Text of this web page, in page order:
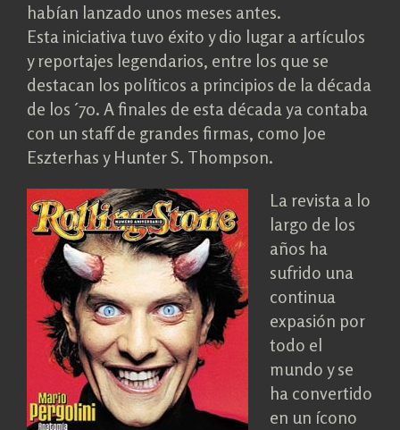
habían lanzado unos meses antes.
Esta iniciativa tuvo éxito y dio lugar a artículos
y reportajes legendarios, entre los que se
destacan los políticos a principios de la década
de los ´70. A finales de esta década ya contaba
con un staff de grandes firmas, como Joe
Eszterhas y Hunter S. Thompson.
La revista a lo
largo de los
años ha
sufrido una
continua
expasión por
todo el
mundo y se
ha convertido
en un ícono